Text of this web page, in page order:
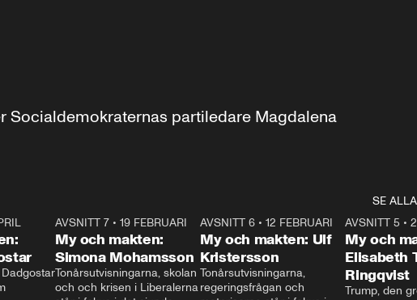
Socialdemokraternas partiledare Magdalena
SE ALLA
24:30
AVSNITT 7• 19 FEBRUARI
My och makten:
Simona Mohamsson
Tonårsutvisningarna, skolan
och och krisen i Liberalerna
27:30
AVSNITT 6 •12 FEBRUARI
My och makten: Ulf
Kristersson
Tonårsutvisningarna,
regeringsfrågan och
AVSNITT 5 •
My och
Elisabeth
Ringqvist
Trump, den